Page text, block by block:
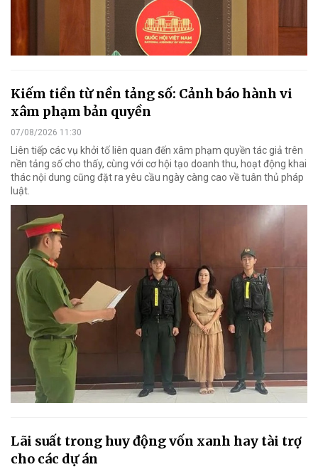
Kiếm tiền từ nền tảng số: Cảnh báo hành vi
xâm phạm bản quyền
07/08/2026 11:30
Liên tiếp các vụ khởi tố liên quan đến xâm phạm quyền tác giả trên
nền tảng số cho thấy, cùng với cơ hội tạo doanh thu, hoạt động khai
thác nội dung cũng đặt ra yêu cầu ngày càng cao về tuân thủ pháp
luật.
Lãi suất trong huy động vốn xanh hay tài trợ
cho các dự án